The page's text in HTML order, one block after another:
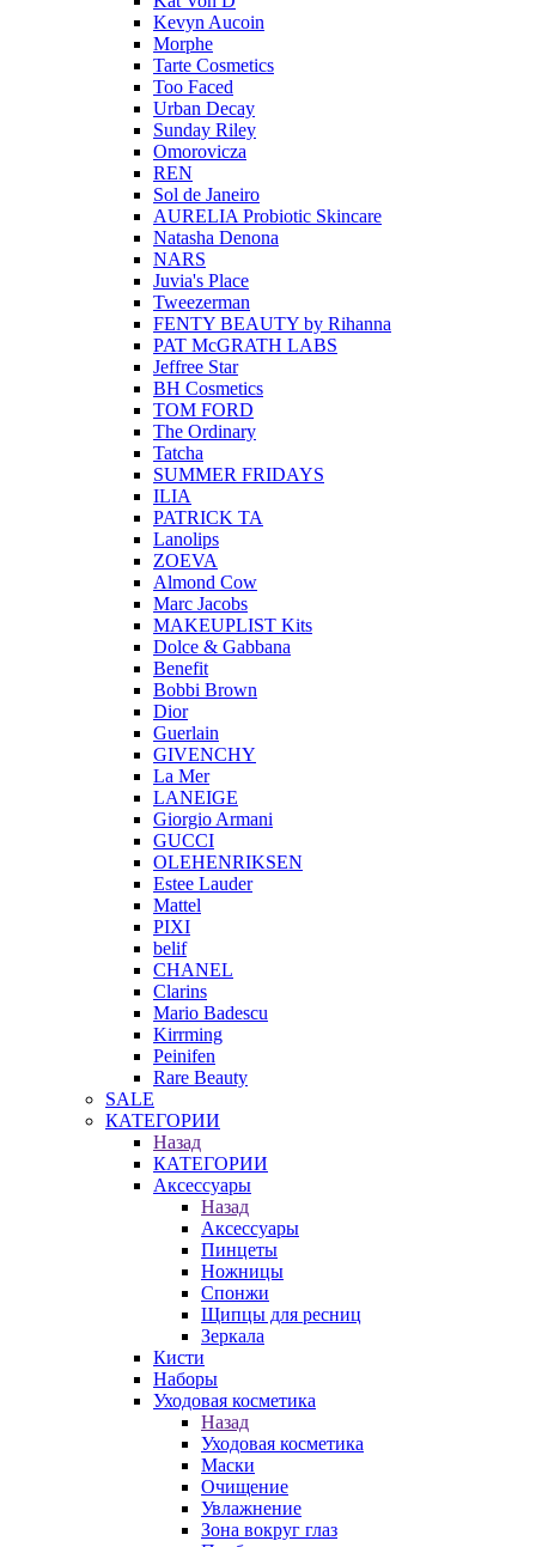
Kevyn Aucoin
Morphe
Tarte Cosmetics
Too Faced
Urban Decay
Sunday Riley
Omorovicza
REN
Sol de Janeiro
AURELIA Probiotic Skincare
Natasha Denona
NARS
Juvia's Place
Tweezerman
FENTY BEAUTY by Rihanna
PAT McGRATH LABS
Jeffree Star
BH Cosmetics
TOM FORD
The Ordinary
Tatcha
SUMMER FRIDAYS
ILIA
PATRICK TA
Lanolips
ZOEVA
Almond Cow
Marc Jacobs
MAKEUPLIST Kits
Dolce & Gabbana
Benefit
Bobbi Brown
Dior
Guerlain
GIVENCHY
La Mer
LANEIGE
Giorgio Armani
GUCCI
OLEHENRIKSEN
Estee Lauder
Mattel
PIXI
belif
CHANEL
Clarins
Mario Badescu
Kirrming
Peinifen
Rare Beauty
SALE
КАТЕГОРИИ
Назад
КАТЕГОРИИ
Аксессуары
Назад
Аксессуары
Пинцеты
Ножницы
Спонжи
Щипцы для ресниц
Зеркала
Кисти
Наборы
Уходовая косметика
Назад
Уходовая косметика
Маски
Очищение
Увлажнение
Зона вокруг глаз